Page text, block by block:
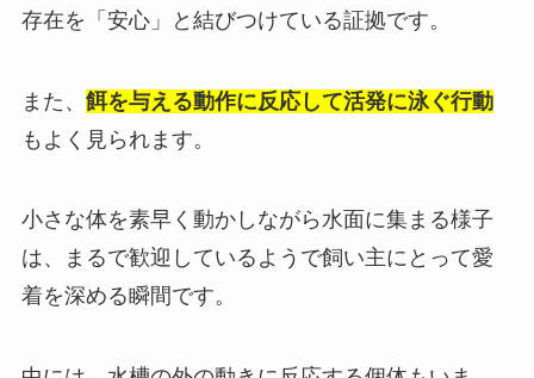
存在を「安心」と結びつけている証拠です。
また、 餌を与える動作に反応して活発に泳ぐ行動
もよく見られます。
小さな体を素早く動かしながら水面に集まる様子
は、まるで歓迎しているようで飼い主にとって愛
着を深める瞬間です。